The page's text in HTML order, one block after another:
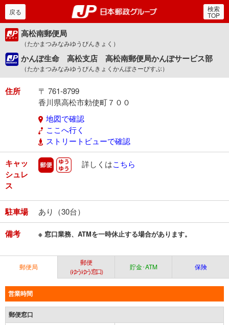
郵便局・日本郵政グルー
戻る 検索
TOP
高松南郵便局
（たかまつみなみゆうびんきょく）
かんぽ生命 高松支店 高松南郵便局かんぽサービス部
（たかまつみなみゆうびんきょくかんぽさーびすぶ）
住所
〒 761-8799
香川県高松市勅使町７００
地図で確認
ここへ行く
ストリートビューで確認
キャッ
シュレ
ス
郵便 ゆうゆう
詳しくはこちら
駐車場 あり（30台）
備考 ※ 窓口業務、ATMを一時休止する場合があります。
郵便局
郵便
（ゆうゆう窓口）
貯金･ATM 保険
営業時間
郵便窓口